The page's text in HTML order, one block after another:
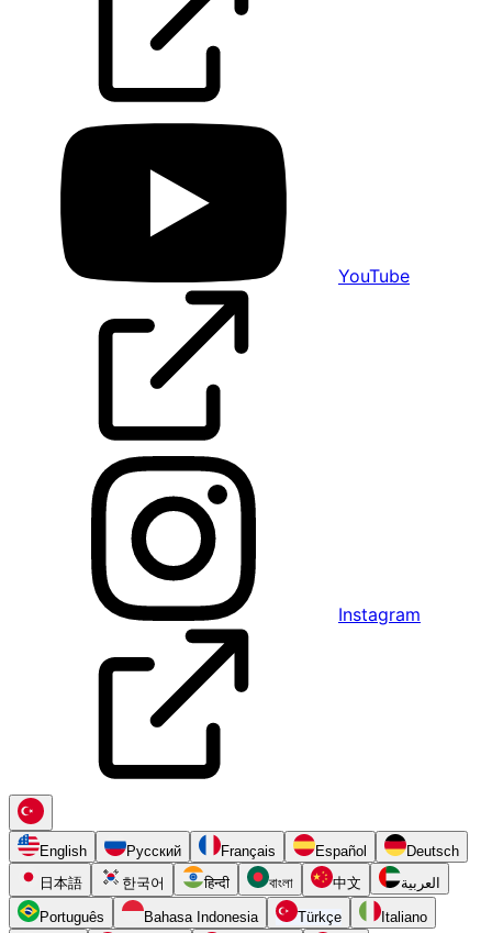
YouTube
Instagram
English Русский Français Español
Deutsch
日本語
한국어 हिन्दी বাংলা 中文 العربية
Português Bahasa Indonesia Türkçe
Italiano